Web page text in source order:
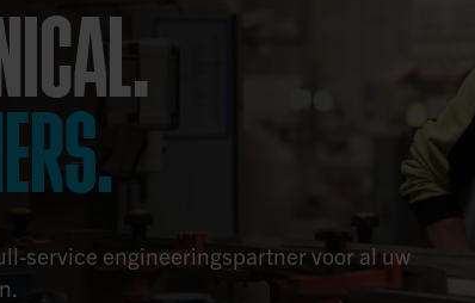
service engineeringspartner voor al uw